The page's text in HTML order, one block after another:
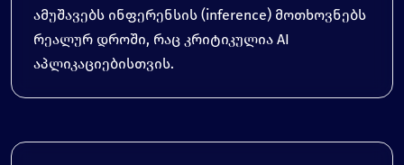
ამუშავებს ინფერენსის (inference) მოთხოვნებს
რეალურ დროში, რაც კრიტიკულია AI
აპლიკაციებისთვის.